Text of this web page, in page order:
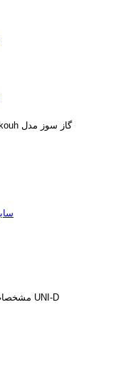
مشخصات, قیمت و خرید شیر برقی آب یونی دی UNI-D